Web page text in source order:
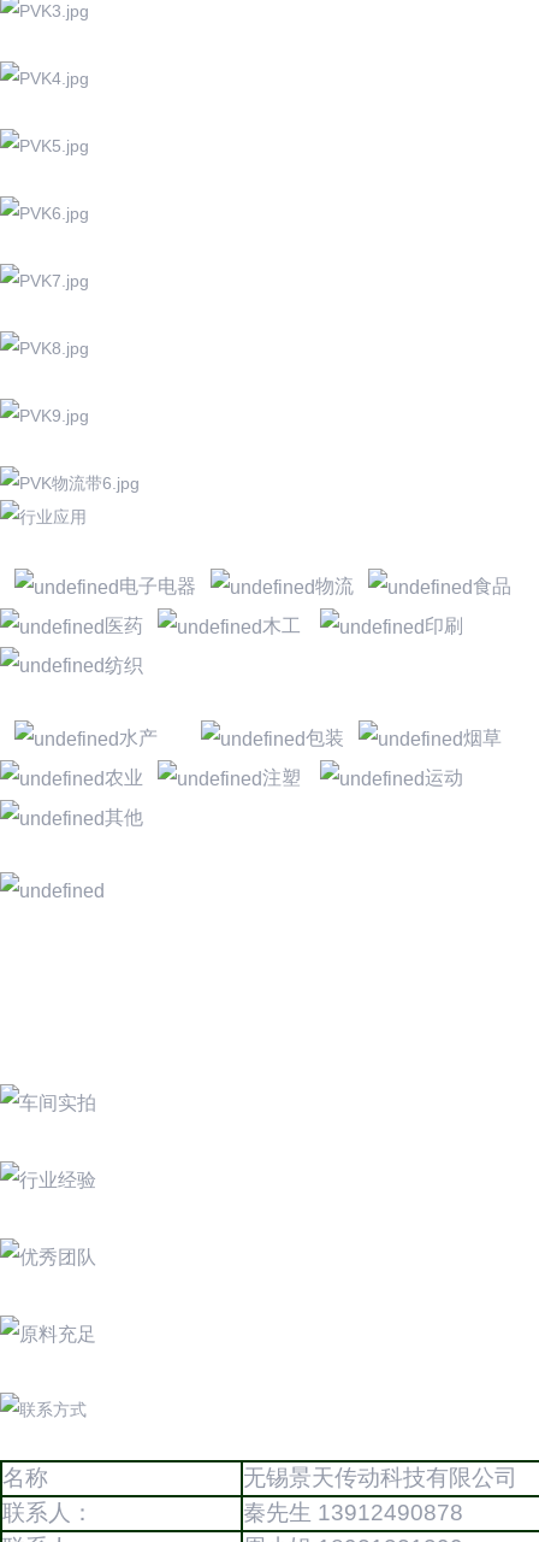
电子电器 物流
食品
医药
木工
印刷
纺织
水产 包装
烟草
农业
注塑
运动
其他
名称
无锡景天传动科技有限公司
联系人：
秦先生 13912490878